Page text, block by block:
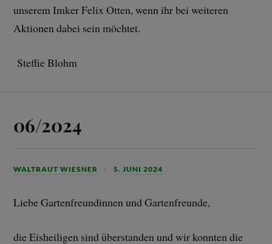
unserem Imker Felix Otten, wenn ihr bei weiteren
Aktionen dabei sein möchtet.
Steffie Blohm
06/2024
WALTRAUT WIESNER 5. JUNI 2024
Liebe Gartenfreundinnen und Gartenfreunde,
die Eisheiligen sind überstanden und wir konnten die